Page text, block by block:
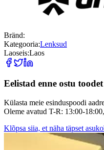
Bränd:
Kategooria:Lenksud
Laoseis:Laos
Eelistad enne ostu
Külasta meie esinduspoodi
Oleme avatud T-R: 13:00-
Klõpsa siia, et näha täpset